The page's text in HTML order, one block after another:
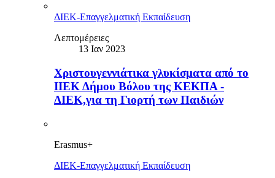
ΔΙΕΚ-Επαγγελματική Εκπαίδευση
Λεπτομέρειες
13 Ιαν 2023
Χριστουγεννιάτικα γλυκίσματα από το
ΙΙΕΚ Δήμου Βόλου της ΚΕΚΠΑ -
ΔΙΕΚ,για τη Γιορτή των Παιδιών
Erasmus+
ΔΙΕΚ-Επαγγελματική Εκπαίδευση